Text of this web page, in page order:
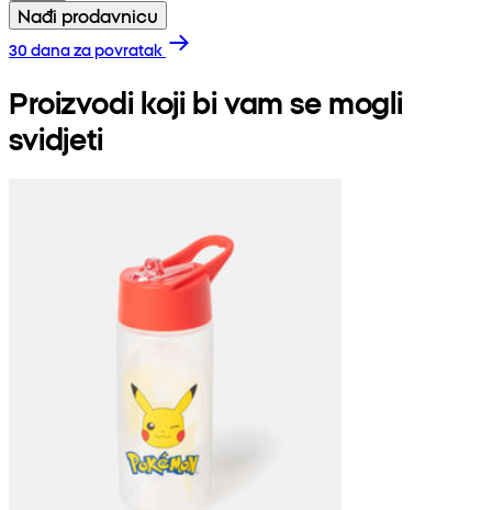
Nađi prodavnicu
30 dana za povratak
Proizvodi koji bi vam se mogli
svidjeti